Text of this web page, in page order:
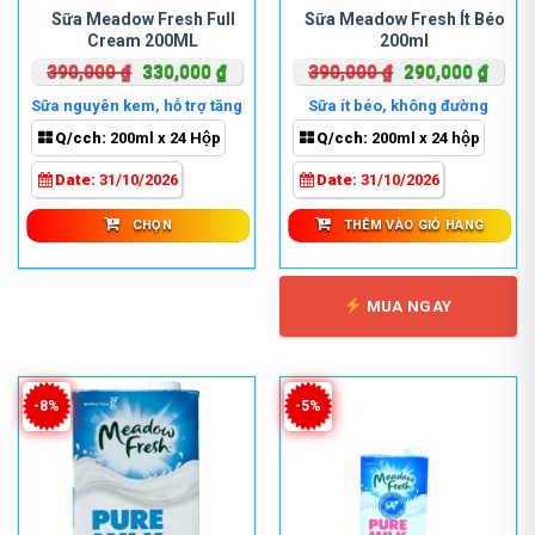
Sữa Meadow Fresh Full
Cream 200ML
390,000₫ Giá
gốc
là:
390,000 ₫.
330,000 ₫Giá
tại
là:
330,000 ₫.
Sữa nguyên kem, hỗ trợ tăng
cân
Q/cch: 200ml x 24 Hộp
Date: 31/10/2026
CHỌN
phẩm
này
có
nhiều
biến
thể.
Các
tùy
chọn
có
thể
sản
phẩm
Sữa Meadow Fresh Ít Béo
200ml
390,000₫ Giá
gốc
là:
390,000 ₫.
290,000 ₫Giá
Sữa ít béo, không đường
Q/cch: 200ml x 24 hộp
Date: 31/10/2026
THÊM VÀO GIỎ HÀNG
MUA NGAY
-8% -5%